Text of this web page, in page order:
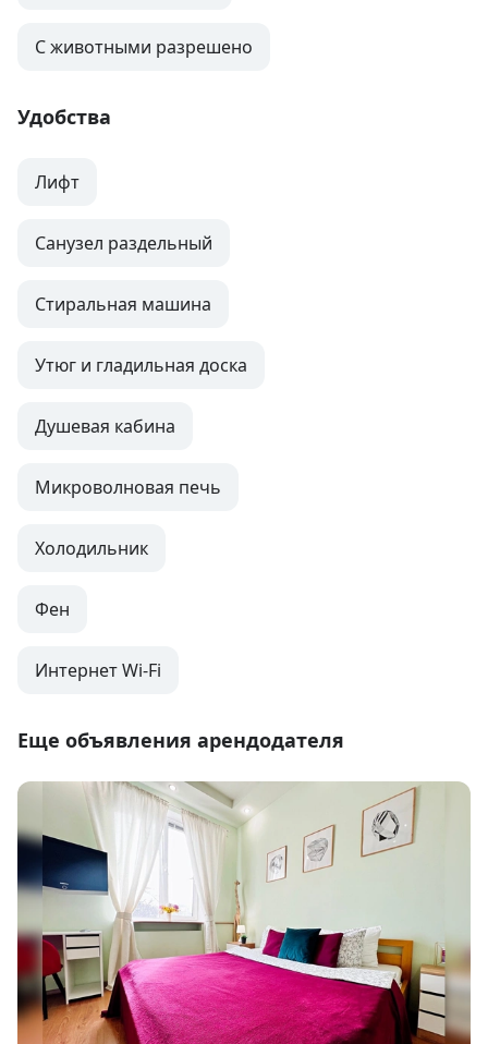
С животными разрешено
Удобства
Лифт
Санузел раздельный
Стиральная машина
Утюг и гладильная доска
Душевая кабина
Микроволновая печь
Холодильник
Фен
Интернет Wi-Fi
Еще объявления арендодателя